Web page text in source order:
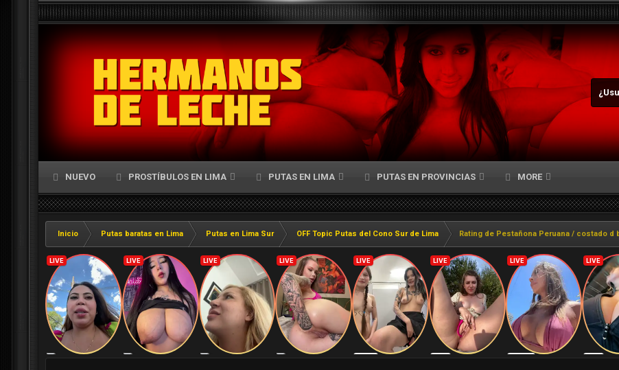
NUEVO PROSTÍBULOS EN LIMA PUTAS EN LIMA PUTAS EN PROVINCIAS MORE
Inicio Putas baratas en Lima Putas en Lima Sur OFF Topic Putas del Cono Sur de Lima Rating de Pestañona Peruana / costado d